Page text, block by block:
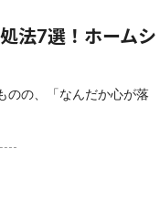
法7選！ホームシ
のの、「なんだか心が落